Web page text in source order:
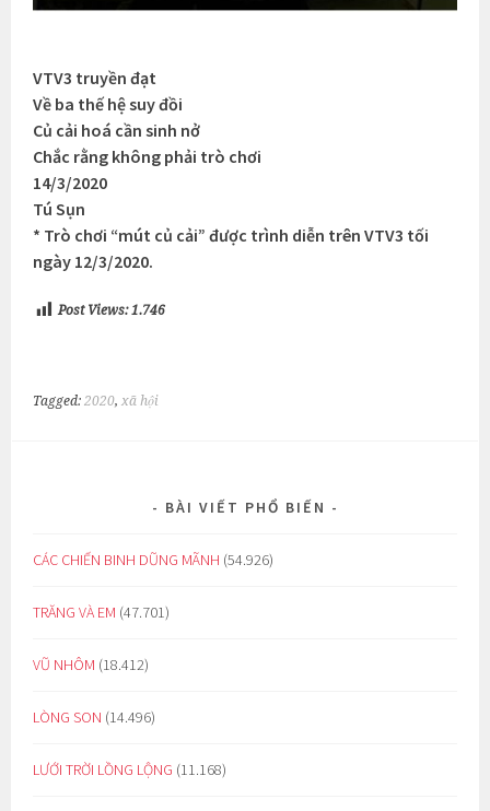
VTV3 truyền đạt
Về ba thế hệ suy đồi
Củ cải hoá cần sinh nở
Chắc rằng không phải trò chơi
14/3/2020
Tú Sụn
* Trò chơi “mút củ cải” được trình diễn trên VTV3 tối
ngày 12/3/2020.
Post Views: 1.746
Tagged:2020,xã hội
BÀI VIẾT PHỔ BIẾN
CÁC CHIẾN BINH DŨNG MÃNH (54.926)
TRĂNG VÀ EM (47.701)
VŨ NHÔM (18.412)
LÒNG SON (14.496)
LƯỚI TRỜI LỒNG LỘNG (11.168)